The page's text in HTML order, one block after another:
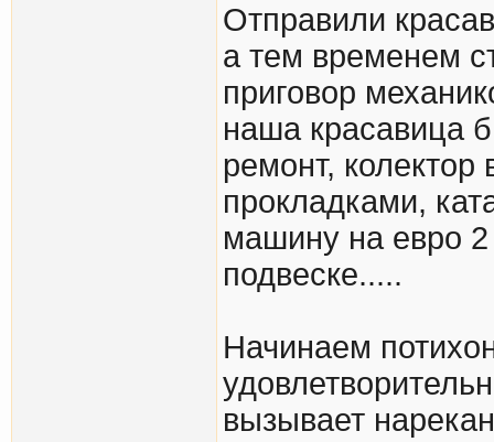
Отправили
а тем временем
приговор
наша красавица
ремонт,
прокладками,
машину на евро 2
подвеске.....
Начинаем
вызывает